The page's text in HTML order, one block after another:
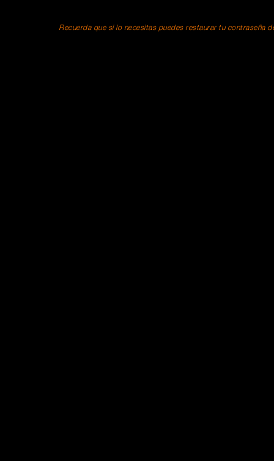
Recuerda que si lo necesitas puedes restaurar tu contraseña